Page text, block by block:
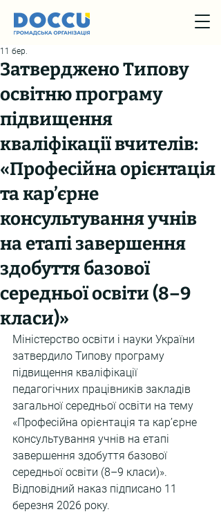
Затверджено Типову
освітню програму
підвищення
кваліфікації вчителів:
«Професійна орієнтація
та кар’єрне
консультування учнів
на етапі завершення
здобуття базової
середньої освіти (8–9
класи)»
11 бер.
Міністерство освіти і науки України
затвердило Типову програму
підвищення кваліфікації
педагогічних працівників закладів
загальної середньої освіти на тему
«Професійна орієнтація та кар’єрне
консультування учнів на етапі
завершення здобуття базової
середньої освіти (8–9 класи)».
Відповідний наказ підписано 11
березня 2026 року.